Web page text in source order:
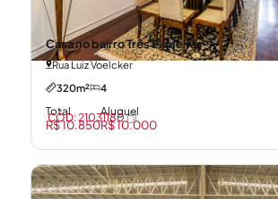
Casa no bairro Três Figueiras
Rua Luiz Voelcker
320m²
4
Total
R$ 10.850
Aluguel
R$ 10.000
CÓD: 21031180